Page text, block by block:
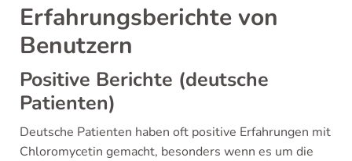
Erfahrungsberichte von
Benutzern
Positive Berichte (deutsche
Patienten)
Deutsche Patienten haben oft positive Erfahrungen mit
Chloromycetin gemacht, besonders wenn es um die